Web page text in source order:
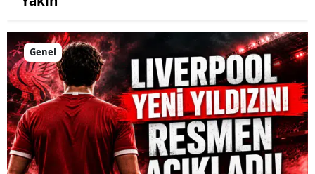
Genel